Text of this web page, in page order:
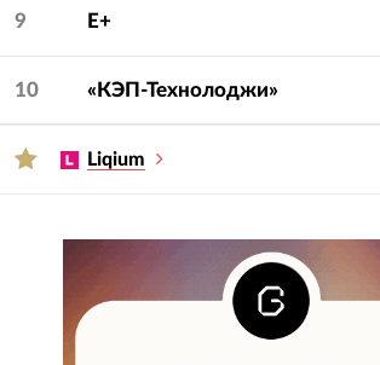
9 E+
10 «КЭП-Технолоджи»
Liqium